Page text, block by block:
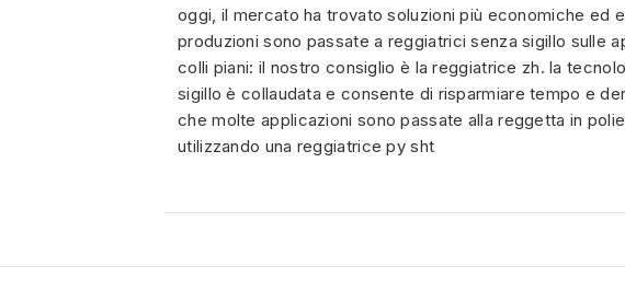
oggi, il mercato ha trovato soluzioni più economiche ed
produzioni sono passate a reggiatrici senza sigillo sulle
colli piani: il nostro consiglio è la reggiatrice zh. la
sigillo è collaudata e consente di risparmiare tempo e
che molte applicazioni sono passate alla reggetta in
utilizzando una reggiatrice py sht